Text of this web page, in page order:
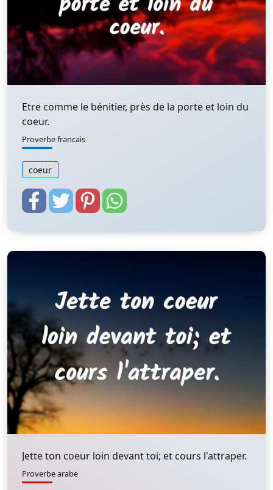
Etre comme le bénitier, près de la porte et loin du
coeur.
Proverbe francais
coeur
Jette ton coeur loin devant toi; et cours l'attraper.
Proverbe arabe